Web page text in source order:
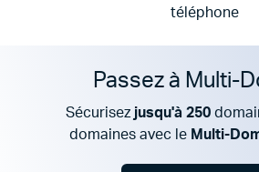
téléphone
Passez à Multi-
Sécurisez jusqu'à 250
domaines avec le Multi-